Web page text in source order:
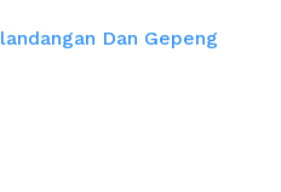
Dan Gepeng